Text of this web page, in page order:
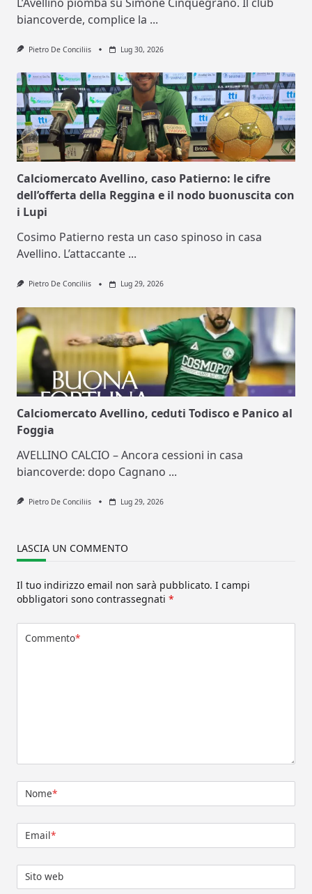
biancoverde, complice la ...
Pietro De Conciliis Lug 30, 2026
Calciomercato Avellino, caso Patierno: le cifre
dell’offerta della Reggina e il nodo buonuscita con
i Lupi
Cosimo Patierno resta un caso spinoso in casa
Avellino. L’attaccante ...
Pietro De Conciliis Lug 29, 2026
Calciomercato Avellino, ceduti Todisco e Panico al
Foggia
AVELLINO CALCIO – Ancora cessioni in casa
biancoverde: dopo Cagnano ...
Pietro De Conciliis Lug 29, 2026
LASCIA UN COMMENTO
Il tuo indirizzo email non sarà pubblicato. I campi
obbligatori sono contrassegnati *
Commento*
Nome*
Email*
Sito web